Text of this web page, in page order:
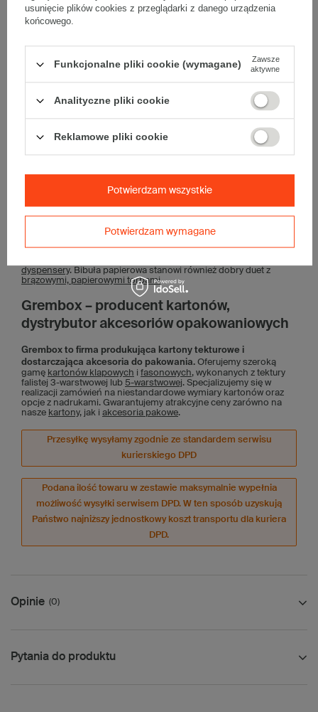
czemu nie ma znaczącego wpływu na końcową wagę
przesyłki.
ekologiczna?
Tak, biała bibuła ozdobna wykonana jest z papieru i w pełni
nadaje się do recyklingu. Jest również biodegradowalna.
zatem opcją przyjazną dla środowiska.
Co warto kupić w sklepie Grembox wraz z
białą bibułą do pakowania paczek?
czarnymi, eleganckimi kartonami fasonowymi. Wraz bibułą warto
papierowe, różowe wiórki Zig Zag Delux. Przy pakowaniu
dyspensery. Bibuła papierowa stanowi również dobry duet z
brązowymi, papierowymi torbami.
Grembox – producent kartonów,
dystrybutor akcesoriów opakowaniowych
Grembox to firma produkująca kartony tekturowe i
dostarczająca akcesoria do pakowania. Oferujemy szeroką
gamę kartonów klapowych i fasonowych, wykonanych z tektury
falistej 3-warstwowej lub 5-warstwowej. Specjalizujemy się w
realizacji zamówień na niestandardowe wymiary kartonów oraz
opcje z nadrukami. Gwarantujemy atrakcyjne ceny zarówno na
nasze kartony, jak i akcesoria pakowe.
Przesyłkę wysyłamy zgodnie ze standardem serwisu
kurierskiego DPD
Podana ilość towaru w zestawie maksymalnie wypełnia
możliwość wysyłki serwisem DPD. W ten sposób uzyskują
Państwo najniższy jednostkowy koszt transportu dla kuriera
DPD.
Opinie (0)
Pytania do produktu
usunięcie plików cookies z przeglądarki z danego urządzenia
końcowego.
Funkcjonalne pliki cookie (wymagane)
Zawsze
aktywne
Analityczne pliki cookie
Reklamowe pliki cookie
Potwierdzam wymagane
Potwierdzam wszystkie